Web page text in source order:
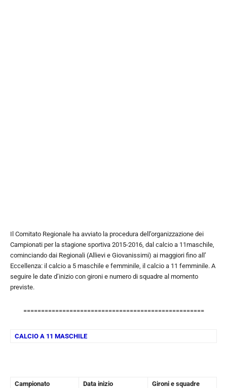
Il Comitato Regionale ha avviato la procedura dell’organizzazione dei
Campionati per la stagione sportiva 2015-2016, dal calcio a 11maschile,
cominciando dai Regionali (Allievi e Giovanissimi) ai maggiori fino all’
Eccellenza: il calcio a 5 maschile e femminile, il calcio a 11 femminile. A
seguire le date d’inizio con gironi e numero di squadre al momento
previste.
===================================================
CALCIO A 11 MASCHILE
Campionato Data inizio Gironi e squadre